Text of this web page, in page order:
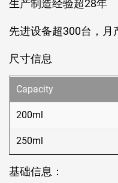
生产制造经验超28年
先进设备超300台，月
尺寸信息
Capacity
200ml
250ml
基础信息：